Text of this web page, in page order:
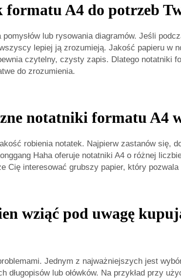
A4 do potrzeb
lub rysowania diagramów. Jeśli
lepiej ją zrozumieją. Jakość papieru w
czytelny, czysty zapis. Dlatego notatniki
do zrozumienia.
notatniki formatu A4
robienia notatek. Najpierw zastanów się,
Haha oferuje notatniki A4 o różnej
Cię interesować grubszy papier, który
wziąć pod uwagę
Jednym z najważniejszych jest
lub ołówków. Na przykład przy